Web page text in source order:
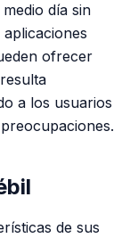
día sin
ofrecer
a los usuarios
de sus